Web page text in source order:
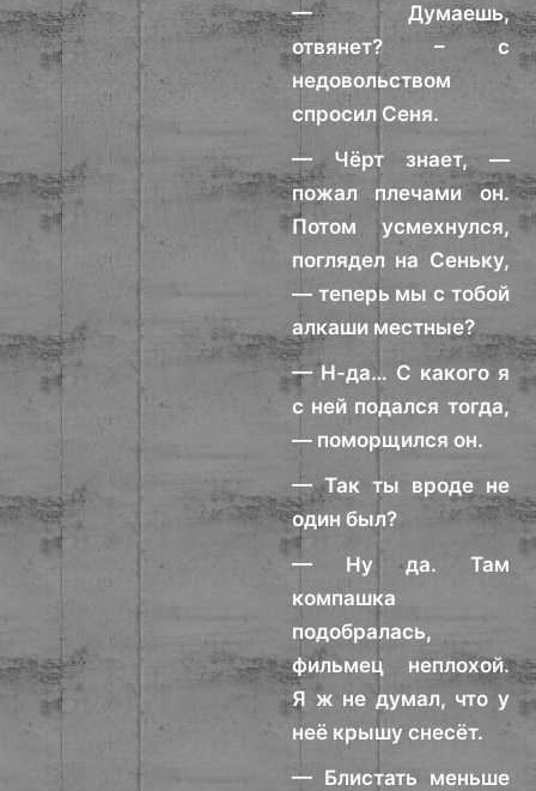
— Думаешь,
отвянет? – с
недовольством
спросил Сеня.
— Чёрт знает, —
пожал плечами он.
Потом усмехнулся,
поглядел на Сеньку,
— теперь мы с тобой
алкаши местные?
— Н-да… С какого я
с ней подался тогда,
— поморщился он.
— Так ты вроде не
один был?
— Ну да. Там
компашка
подобралась,
фильмец неплохой.
Я ж не думал, что у
неё крышу снесёт.
— Блистать меньше